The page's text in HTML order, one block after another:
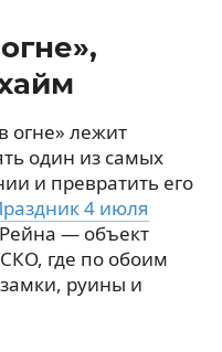
огне» лежит
один из самых
и превратить его
4 июля
— объект
где по обоим
руины и